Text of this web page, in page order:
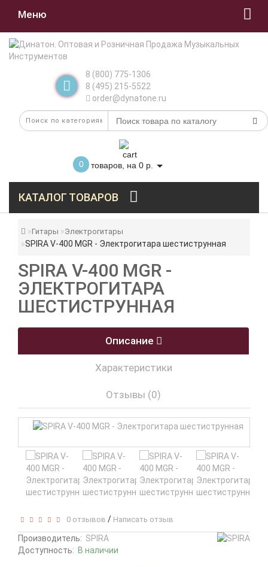
Меню
8 (800) 775-1306
8 (495) 215-5522
order@dynatone.ru
0 товаров, на 0 р.
КАТАЛОГ ТОВАРОВ
Гитары Электрогитары
SPIRA V-400 MGR - Электрогитара шестиструнная
SPIRA V-400 MGR -
ЭЛЕКТРОГИТАРА
ШЕСТИСТРУННАЯ
Описание
Характеристики
Отзывы (0)
0 отзывов / Написать отзыв
Производитель: SPIRA
Доступность: В наличии